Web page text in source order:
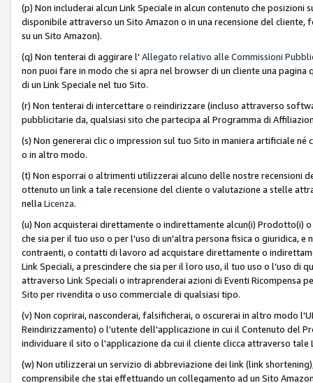
(p) Non includerai alcun Link Speciale in alcun contenuto che
disponibile attraverso un Sito Amazon o in una recensione del
su un Sito Amazon).
(q) Non tenterai di aggirare l' Allegato relativo alle Commissioni
non puoi fare in modo che si apra nel browser di un cliente una
di un Link Speciale nel tuo Sito.
(r) Non tenterai di intercettare o reindirizzare (incluso attraverso
pubblicitarie da, qualsiasi sito che partecipa al Programma di
(s) Non genererai clic o impression sul tuo Sito in maniera artificiale
o in altro modo.
(t) Non esporrai o altrimenti utilizzerai alcuno delle nostre recensioni
ottenuto un link a tale recensione del cliente o valutazione a stelle
nella Licenza.
(u) Non acquisterai direttamente o indirettamente alcun(i) Prodotto(i)
che sia per il tuo uso o per l'uso di un'altra persona fisica o giuridica,
contraenti, o contatti di lavoro ad acquistare direttamente o
Link Speciali, a prescindere che sia per il loro uso, il tuo uso o l'uso di
attraverso Link Speciali o intraprenderai azioni di Eventi
Sito per rivendita o uso commerciale di qualsiasi tipo.
(v) Non coprirai, nasconderai, falsificherai, o oscurerai in altro modo
Reindirizzamento) o l'utente dell'applicazione in cui il Contenuto del
individuare il sito o l'applicazione da cui il cliente clicca attraverso tale
(w) Non utilizzerai un servizio di abbreviazione dei link (link
comprensibile che stai effettuando un collegamento ad un Sito